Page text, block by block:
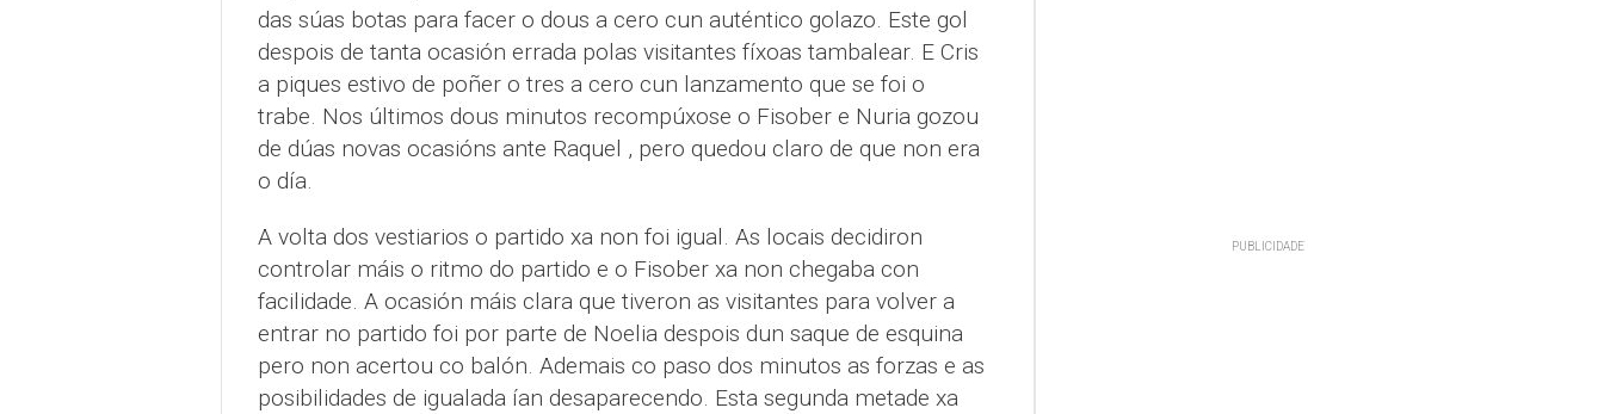
das súas botas para facer o dous a cero cun auténtico golazo. Este gol
despois de tanta ocasión errada polas visitantes fíxoas tambalear. E Cris
a piques estivo de poñer o tres a cero cun lanzamento que se foi o
trabe. Nos últimos dous minutos recompúxose o Fisober e Nuria gozou
de dúas novas ocasións ante Raquel , pero quedou claro de que non era
o día.
A volta dos vestiarios o partido xa non foi igual. As locais decidiron
controlar máis o ritmo do partido e o Fisober xa non chegaba con
facilidade. A ocasión máis clara que tiveron as visitantes para volver a
entrar no partido foi por parte de Noelia despois dun saque de esquina
pero non acertou co balón. Ademais co paso dos minutos as forzas e as
posibilidades de igualada ían desaparecendo. Esta segunda metade xa